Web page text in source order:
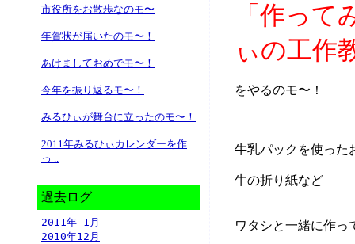
市役所をお散歩なのモ〜
年賀状が届いたのモ〜！
あけましておめでモ〜！
今年を振り返るモ〜！
みるひぃが舞台に立ったのモ〜！
2011年みるひぃカレンダーを作
っ ..
過去ログ
2011年 1月
2010年12月
「作っ
ぃの工作
をやるのモ〜！
牛乳パックを使った
牛の折り紙など
ワタシと一緒に作っ